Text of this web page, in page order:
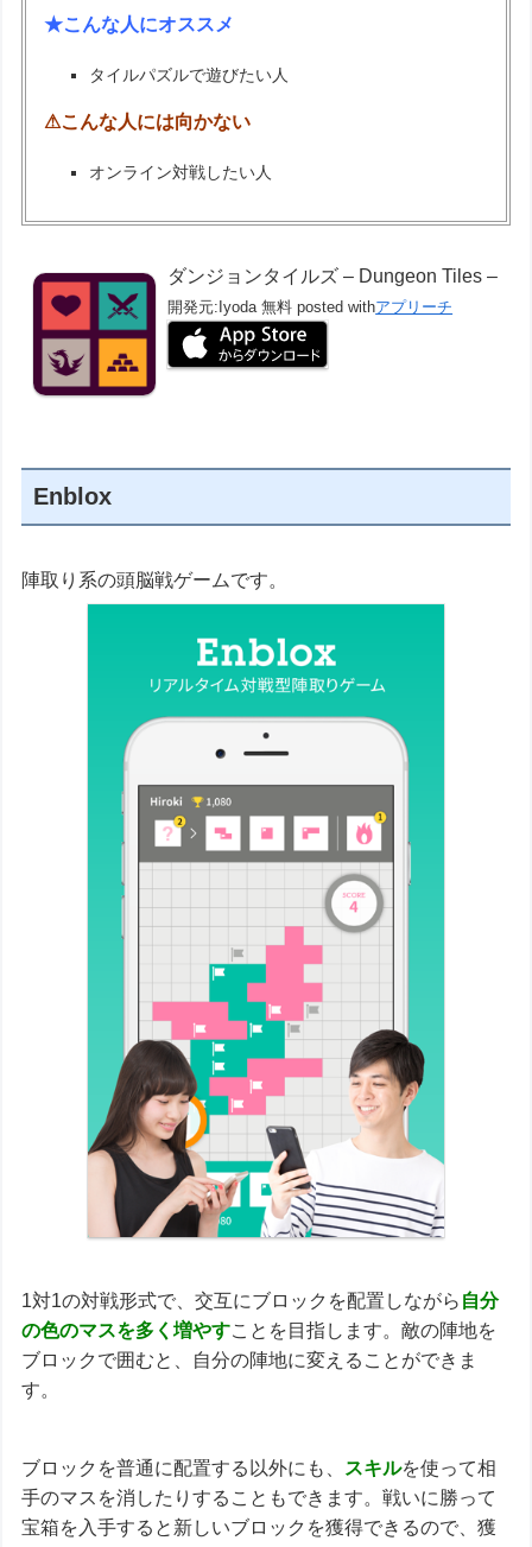
★こんな人にオススメ
タイルパズルで遊びたい人
⚠こんな人には向かない
オンライン対戦したい人
ダンジョンタイルズ – Dungeon Tiles –
開発元: Iyoda 無料 posted withアプリーチ
Enblox
陣取り系の頭脳戦ゲームです。
1対1の対戦形式で、交互にブロックを配置しながら 自分
の色のマスを多く増やすことを目指します。敵の陣地を
ブロックで囲むと、自分の陣地に変えることができま
す。
ブロックを普通に配置する以外にも、 スキルを使って相
手のマスを消したりすることもできます。戦いに勝って
宝箱を入手すると新しいブロックを獲得できるので、獲